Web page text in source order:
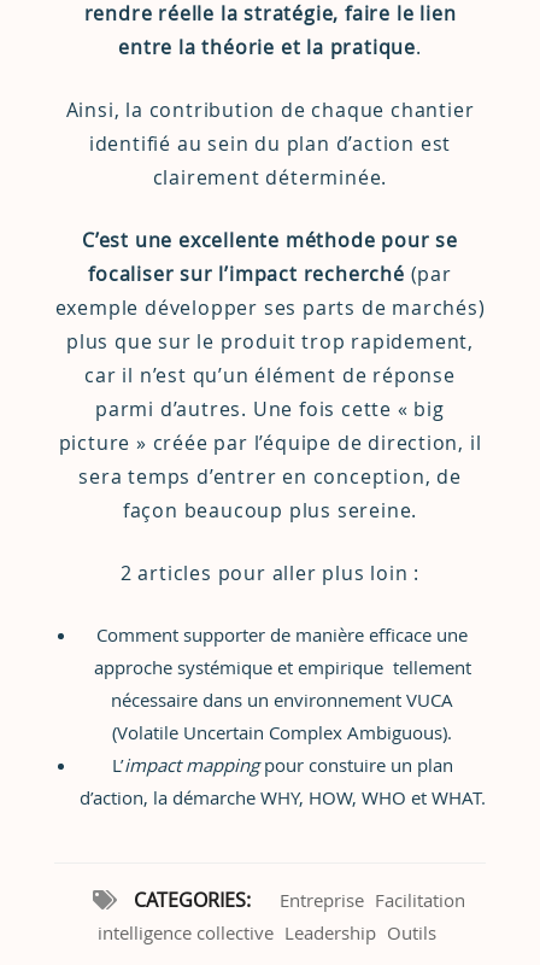
rendre réelle la stratégie, faire le lien
entre la théorie et la pratique.
Ainsi, la contribution de chaque chantier
identifié au sein du plan d’action est
clairement déterminée.
C’est une excellente méthode pour se
focaliser sur l’impact recherché (par
exemple développer ses parts de marchés)
plus que sur le produit trop rapidement,
car il n’est qu’un élément de réponse
parmi d’autres. Une fois cette « big
picture » créée par l’équipe de direction, il
sera temps d’entrer en conception, de
façon beaucoup plus sereine.
2 articles pour aller plus loin :
Comment supporter de manière efficace une
approche systémique et empirique tellement
nécessaire dans un environnement VUCA
(Volatile Uncertain Complex Ambiguous).
L’impact mappingpour constuire un plan
d’action, la démarche WHY, HOW, WHO et WHAT.
CATEGORIES: Entreprise Facilitation
intelligence collective Leadership Outils